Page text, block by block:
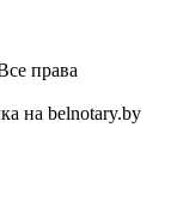
права
на belnotary.by